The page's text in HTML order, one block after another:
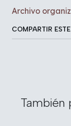
Archivo
COMPARTIR
También